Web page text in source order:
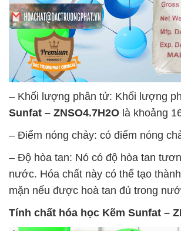
– Khối lượng phân tử: Khối lượng
Sunfat – ZNSO4.7H2O là khoảng
– Điểm nóng chảy: có điểm nóng
– Độ hòa tan: Nó có độ hòa tan
nước. Hóa chất này có thể tạo
mặn nếu được hoà tan đủ trong
Tính chất hóa học Kẽm Sunfat –